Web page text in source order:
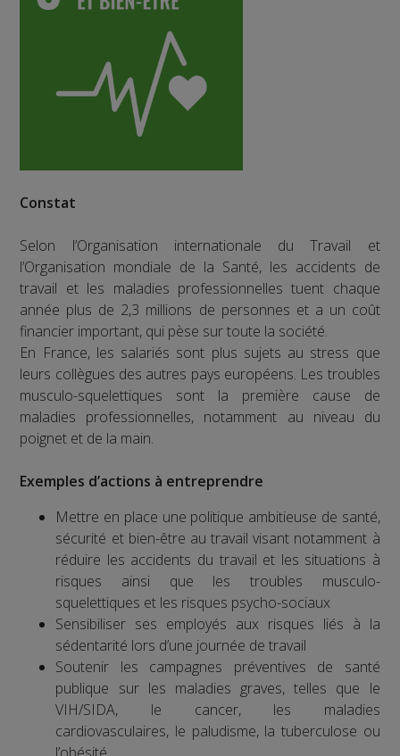
Constat
Selon l’Organisation internationale du Travail et
l’Organisation mondiale de la Santé, les accidents de
travail et les maladies professionnelles tuent chaque
année plus de 2,3 millions de personnes et a un coût
financier important, qui pèse sur toute la société.
En France, les salariés sont plus sujets au stress que
leurs collègues des autres pays européens. Les troubles
musculo-squelettiques sont la première cause de
maladies professionnelles, notamment au niveau du
poignet et de la main.
Exemples d’actions à entreprendre
Mettre en place une politique ambitieuse de santé,
sécurité et bien-être au travail visant notamment à
réduire les accidents du travail et les situations à
risques ainsi que les troubles musculo-
squelettiques et les risques psycho-sociaux
Sensibiliser ses employés aux risques liés à la
sédentarité lors d’une journée de travail
Soutenir les campagnes préventives de santé
publique sur les maladies graves, telles que le
VIH/SIDA, le cancer, les maladies
cardiovasculaires, le paludisme, la tuberculose ou